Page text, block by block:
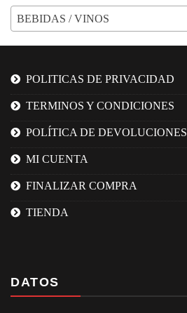
BEBIDAS / VINOS
POLITICAS DE PRIVACIDAD
TERMINOS Y CONDICIONES
POLÍTICA DE DEVOLUCIONES
MI CUENTA
FINALIZAR COMPRA
TIENDA
DATOS